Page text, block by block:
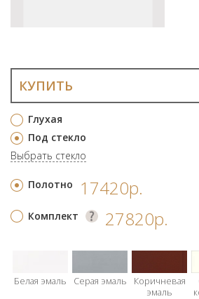
Глухая
Под стекло
Выбрать стекло
КУПИТЬ
Полотно 17420р.
Комплект 27820р.
Белая эмаль Серая эмаль
Коричневая
эмаль